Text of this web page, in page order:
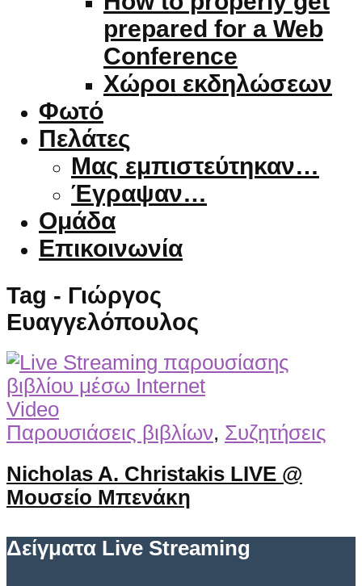
prepared for a Web
Conference
Χώροι εκδηλώσεων
Φωτό
Πελάτες
Μας εμπιστεύτηκαν…
Έγραψαν…
Ομάδα
Επικοινωνία
Tag - Γιώργος
Ευαγγελόπουλος
Video
Παρουσιάσεις βιβλίων, Συζητήσεις
Nicholas A. Christakis LIVE @
Μουσείο Μπενάκη
Δείγματα Live Streaming